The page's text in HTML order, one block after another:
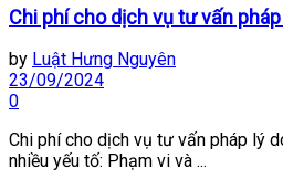
Chi phí cho dịch vụ tư vấn
by Luật Hưng Nguyên
23/09/2024
0
Chi phí cho dịch vụ tư vấn pháp lý
nhiều yếu tố: Phạm vi và ...